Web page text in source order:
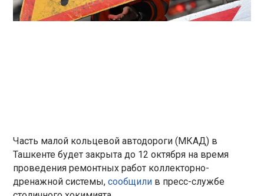
Часть малой кольцевой автодороги (МКАД) в
Ташкенте будет закрыта до 12 октября на время
проведения ремонтных работ коллекторно-
дренажной системы,сообщили в пресс-службе